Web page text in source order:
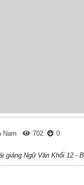
Nam 702 0
giảng Ngữ Văn Khối 12 -